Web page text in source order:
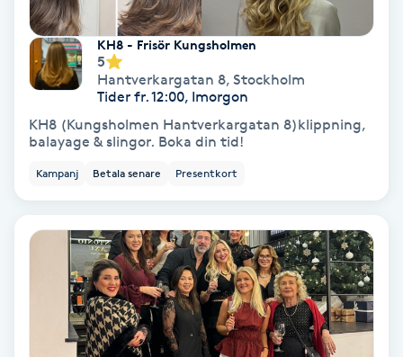
Fransk manikyr
Fransrengöring
Frekvensterapi
Friskvård
Friskvårdsmassage
Funktionsanalys
KH8 - Frisör Kungsholmen
5
Hantverkargatan 8, Stockholm
Tider fr. 12:00, Imorgon
KH8 (Kungsholmen Hantverkargatan 8)klippning,
balayage & slingor. Boka din tid!
Kampanj Betala senare Presentkort